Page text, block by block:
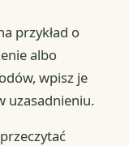
przykład o
albo
wpisz je
uzasadnieniu.